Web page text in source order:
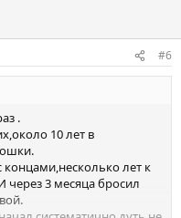
снизить нагрузку.
дочки первое сентября,
началась, жжение в
и и начал опровдания
что это и как.
курнуть будет он делать
работу не пошёл,сижу
,то убеждаю что разок
,затянет меня или нет,а
#6
.
10 лет в
концами,несколько лет к
через 3 месяца бросил